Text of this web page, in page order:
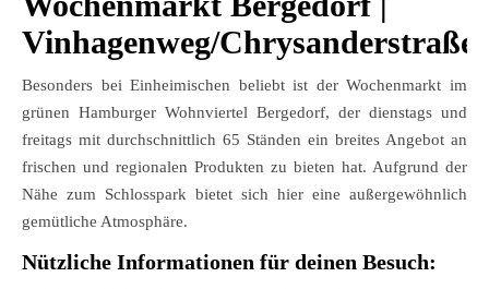
Vinhagenweg/Chrysanderstraße
Besonders bei Einheimischen beliebt ist der Wochenmarkt im
grünen Hamburger Wohnviertel Bergedorf, der dienstags und
freitags mit durchschnittlich 65 Ständen ein breites Angebot an
frischen und regionalen Produkten zu bieten hat. Aufgrund der
Nähe zum Schlosspark bietet sich hier eine außergewöhnlich
gemütliche Atmosphäre.
Nützliche Informationen für deinen Besuch: